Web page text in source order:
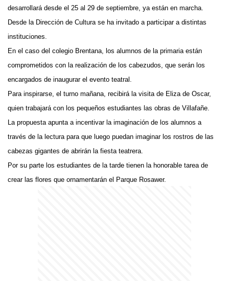
desarrollará desde el 25 al 29 de septiembre, ya están en marcha.
Desde la Dirección de Cultura se ha invitado a participar a distintas
instituciones.
En el caso del colegio Brentana, los alumnos de la primaria están
comprometidos con la realización de los cabezudos, que serán los
encargados de inaugurar el evento teatral.
Para inspirarse, el turno mañana, recibirá la visita de Eliza de Oscar,
quien trabajará con los pequeños estudiantes las obras de Villafañe.
La propuesta apunta a incentivar la imaginación de los alumnos a
través de la lectura para que luego puedan imaginar los rostros de las
cabezas gigantes de abrirán la fiesta teatrera.
Por su parte los estudiantes de la tarde tienen la honorable tarea de
crear las flores que ornamentarán el Parque Rosawer.